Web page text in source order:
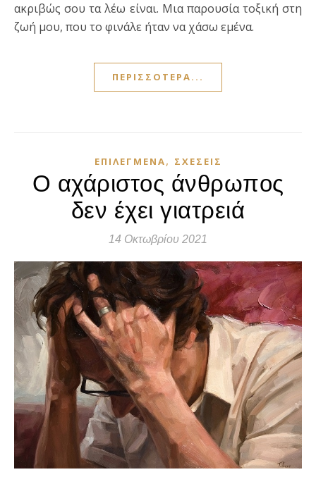
ακριβώς σου τα λέω είναι. Μια παρουσία τοξική στη
ζωή μου, που το φινάλε ήταν να χάσω εμένα.
ΠΕΡΙΣΣΌΤΕΡΑ...
ΕΠΙΛΕΓΜΈΝΑ, ΣΧΈΣΕΙΣ
Ο αχάριστος άνθρωπος
δεν έχει γιατρειά
14 Οκτωβρίου 2021